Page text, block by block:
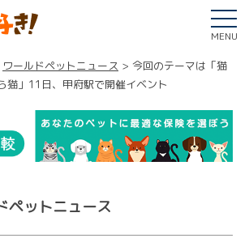
MENU
ワールドペットニュース
今回のテーマは「猫
猫」11日、甲府駅で開催イベント
ペットニュース